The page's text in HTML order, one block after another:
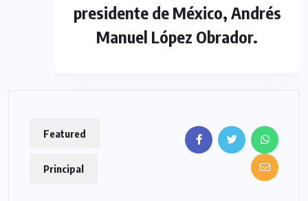
presidente de México, Andrés
Manuel López Obrador.
Featured
Principal